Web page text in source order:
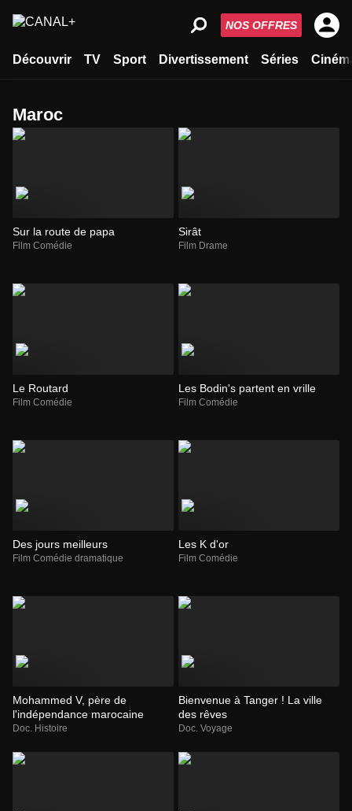
Découvrir TV Sport Divertissement Séries
NOS OFFRES
Maroc
Sur la route de papa
Film Comédie
Sirât
Film Drame
Le Routard
Film Comédie
Les Bodin's partent en vrille
Film Comédie
Des jours meilleurs
Film Comédie dramatique
Les K d'or
Film Comédie
Mohammed V, père de
l'indépendance marocaine
Doc. Histoire
Bienvenue à Tanger ! La ville
des rêves
Doc. Voyage